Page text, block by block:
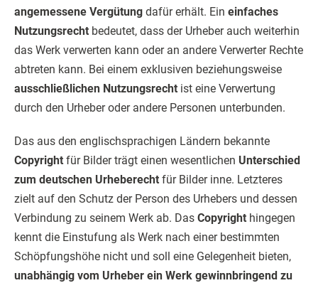
angemessene Vergütung dafür erhält. Ein einfaches
Nutzungsrecht bedeutet, dass der Urheber auch weiterhin
das Werk verwerten kann oder an andere Verwerter Rechte
abtreten kann. Bei einem exklusiven beziehungsweise
ausschließlichen Nutzungsrecht ist eine Verwertung
durch den Urheber oder andere Personen unterbunden.
Das aus den englischsprachigen Ländern bekannte
Copyright für Bilder trägt einen wesentlichen Unterschied
zum deutschen Urheberecht für Bilder inne. Letzteres
zielt auf den Schutz der Person des Urhebers und dessen
Verbindung zu seinem Werk ab. Das Copyright hingegen
kennt die Einstufung als Werk nach einer bestimmten
Schöpfungshöhe nicht und soll eine Gelegenheit bieten,
unabhängig vom Urheber ein Werk gewinnbringend zu